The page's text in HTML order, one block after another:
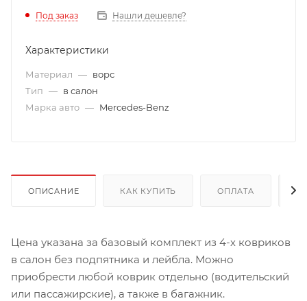
Под заказ Нашли дешевле?
Характеристики
Материал — ворс
Тип — в салон
Марка авто — Mercedes-Benz
ОПИСАНИЕ КАК КУПИТЬ ОПЛАТА
Цена указана за базовый комплект из 4-х ковриков
в салон без подпятника и лейбла. Можно
приобрести любой коврик отдельно (водительский
или пассажирские), а также в багажник.